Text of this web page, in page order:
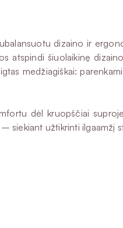
dizaino ir
atspindi šiuolaikinę
medžiagiškai:
dėl kruopščiai
siekiant užtikrinti ilgaamžį